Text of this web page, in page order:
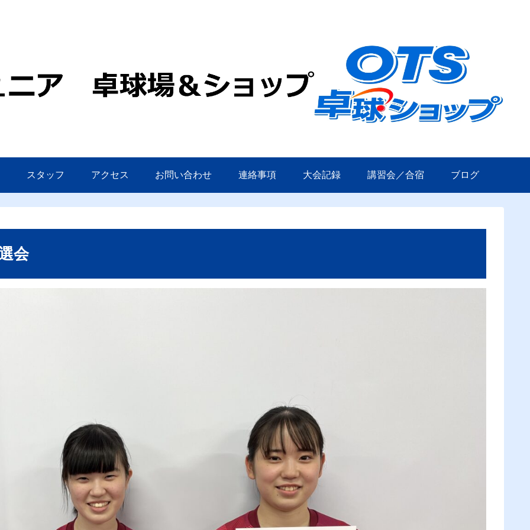
スタッフ アクセス お問い合わせ 連絡事項 大会記録 講習会／合宿 ブログ
会